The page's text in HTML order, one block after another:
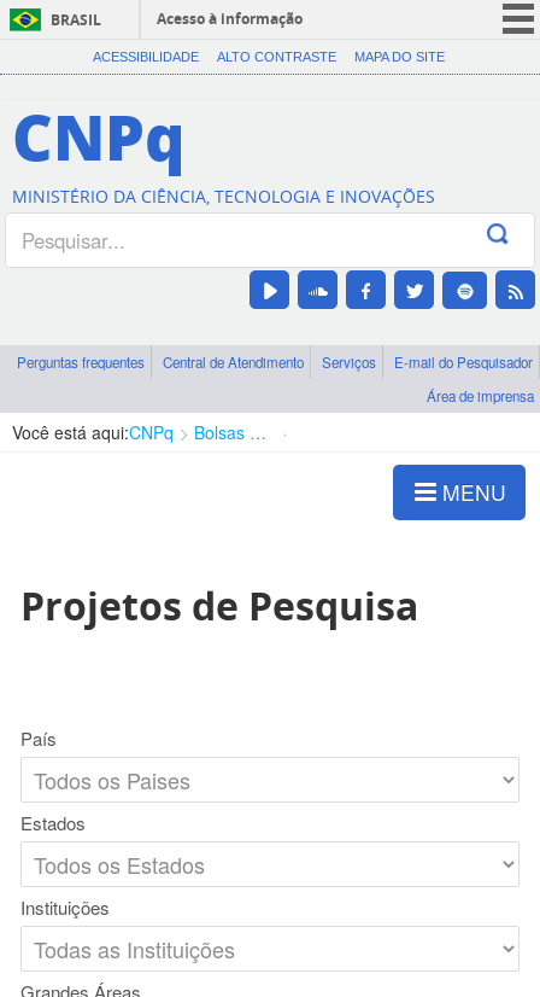
BRASIL
Acesso à informação
CORONAVÍRUS (COVID-19)
Canais
ACESSIBILIDADE ALTO CONTRASTE MAPA DO SITE
CNPq
MINISTÉRIO DA CIÊNCIA, TECNOLOGIA E INOVAÇÕES
Perguntas frequentes Central de Atendimento Serviços
E-mail do Pesquisador
Área de imprensa
Você está aqui:CNPq Bolsas e Auxílios Vigentes
MENU
Projetos de Pesquisa
País
Estados
Instituições
Grandes Áreas